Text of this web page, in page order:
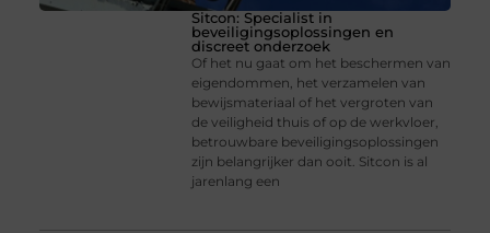
Sitcon: Specialist in
beveiligingsoplossingen en
discreet onderzoek
Of het nu gaat om het beschermen van
eigendommen, het verzamelen van
bewijsmateriaal of het vergroten van
de veiligheid thuis of op de werkvloer,
betrouwbare beveiligingsoplossingen
zijn belangrijker dan ooit. Sitcon is al
jarenlang een